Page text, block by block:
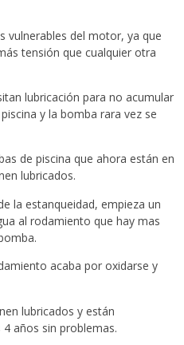
vulnerables del motor, ya que
tensión que cualquier otra
lubricación para no acumular
y la bomba rara vez se
de piscina que ahora están en
lubricados.
la estanqueidad, empieza un
al rodamiento que hay mas
acaba por oxidarse y
lubricados y están
años sin problemas.